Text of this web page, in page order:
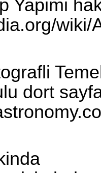
Yapimi
dort